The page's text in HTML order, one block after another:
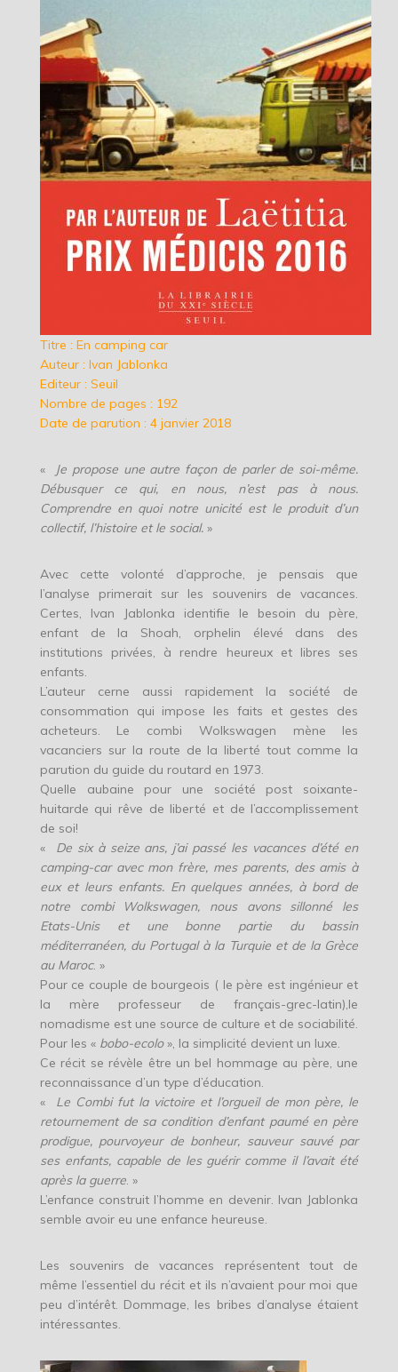
Titre : En camping car
Auteur : Ivan Jablonka
Editeur : Seuil
Nombre de pages : 192
Date de parution : 4 janvier 2018
« Je propose une autre façon de parler de soi-même.
Débusquer ce qui, en nous, n’est pas à nous.
Comprendre en quoi notre unicité est le produit d’un
collectif, l’histoire et le social. »
Avec cette volonté d’approche, je pensais que
l’analyse primerait sur les souvenirs de vacances.
Certes, Ivan Jablonka identifie le besoin du père,
enfant de la Shoah, orphelin élevé dans des
institutions privées, à rendre heureux et libres ses
enfants.
L’auteur cerne aussi rapidement la société de
consommation qui impose les faits et gestes des
acheteurs. Le combi Wolkswagen mène les
vacanciers sur la route de la liberté tout comme la
parution du guide du routard en 1973.
Quelle aubaine pour une société post soixante-
huitarde qui rêve de liberté et de l’accomplissement
de soi!
«
De six à seize ans, j’ai passé les vacances d’été en
camping-car avec mon frère, mes parents, des amis à
eux et leurs enfants. En quelques années, à bord de
notre combi Wolkswagen, nous avons sillonné les
Etats-Unis et une bonne partie du bassin
méditerranéen, du Portugal à la Turquie et de la Grèce
au Maroc. »
Pour ce couple de bourgeois ( le père est ingénieur et
la mère professeur de français-grec-latin),le
nomadisme est une source de culture et de sociabilité.
Pour les « bobo-ecolo», la simplicité devient un luxe.
Ce récit se révèle être un bel hommage au père, une
reconnaissance d’un type d’éducation.
«Le Combi fut la victoire et l’orgueil de mon père, le
retournement de sa condition d’enfant paumé en père
prodigue, pourvoyeur de bonheur, sauveur sauvé par
ses enfants, capable de les guérir comme il l’avait été
après la guerre. »
L’enfance construit l’homme en devenir. Ivan Jablonka
semble avoir eu une enfance heureuse.
Les souvenirs de vacances représentent tout de
même l’essentiel du récit et ils n’avaient pour moi que
peu d’intérêt. Dommage, les bribes d’analyse étaient
intéressantes.